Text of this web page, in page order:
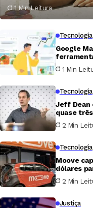
1 Min Leitura
Tecnologia
Google
artificial e
pedidos
1 Min
Tecnologia
Jeff Dean
quase
fundar
2 Min
Tecnologia
Moove
dólares
mercado
2 Min
Justiça